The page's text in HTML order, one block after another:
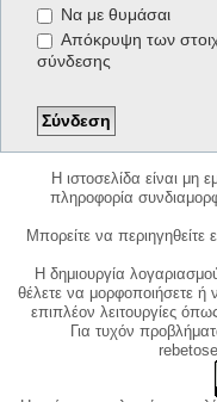
Να με θυμάσαι
Απόκρυψη των
σύνδεσης
Η ιστοσελίδα είναι μη
πληροφορία
Μπορείτε να περιηγηθείτε
Η δημιουργία
θέλετε να μορφοποιήσετε ή
επιπλέον λειτουργίες
Για τυχόν